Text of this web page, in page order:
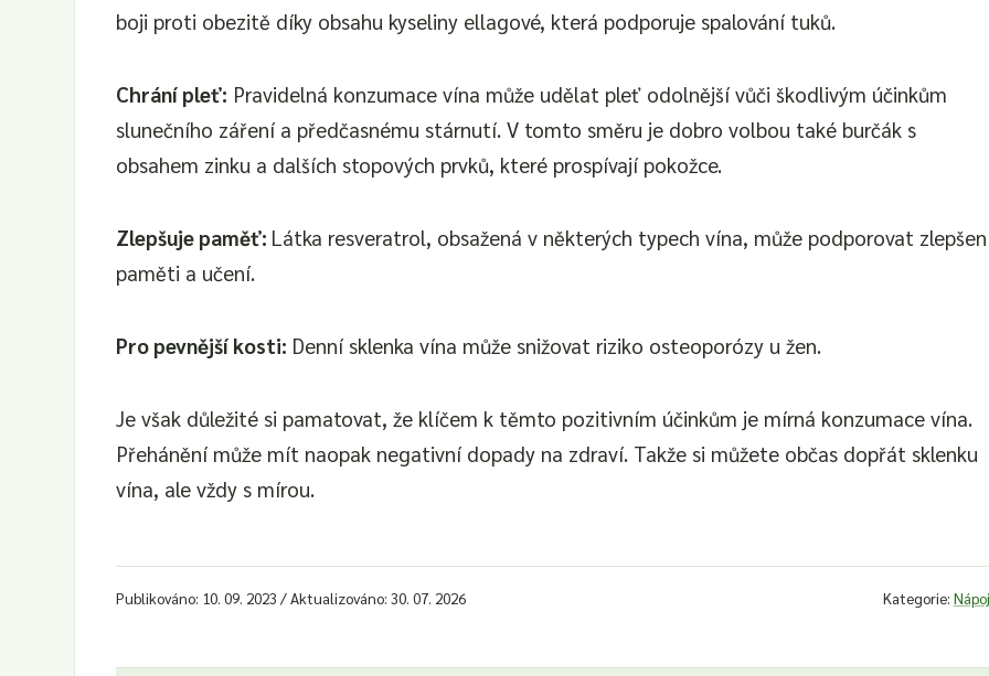
boji proti obezitě díky obsahu kyseliny ellagové, která podporuje spalování tuků.
Chrání pleť: Pravidelná konzumace vína může udělat pleť odolnější vůči škodlivým účinkům
slunečního záření a předčasnému stárnutí. V tomto směru je dobro volbou také burčák s
obsahem zinku a dalších stopových prvků, které prospívají pokožce.
Zlepšuje paměť: Látka resveratrol, obsažená v některých typech vína, může podporovat
paměti a učení.
Pro pevnější kosti: Denní sklenka vína může snižovat riziko osteoporózy u žen.
Je však důležité si pamatovat, že klíčem k těmto pozitivním účinkům je mírná konzumace vína.
Přehánění může mít naopak negativní dopady na zdraví. Takže si můžete občas dopřát sklenku
vína, ale vždy s mírou.
Publikováno: 10. 09. 2023 / Aktualizováno: 30. 07. 2026 Kategorie: